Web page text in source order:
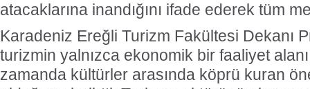
atacaklarına inandığını ifade ederek tüm
Karadeniz Ereğli Turizm Fakültesi Dekanı
turizmin yalnızca ekonomik bir faaliyet alanı
zamanda kültürler arasında köprü kuran